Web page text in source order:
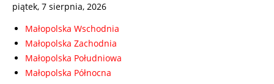
piątek, 7 sierpnia, 2026
Małopolska Wschodnia
Małopolska Zachodnia
Małopolska Południowa
Małopolska Północna